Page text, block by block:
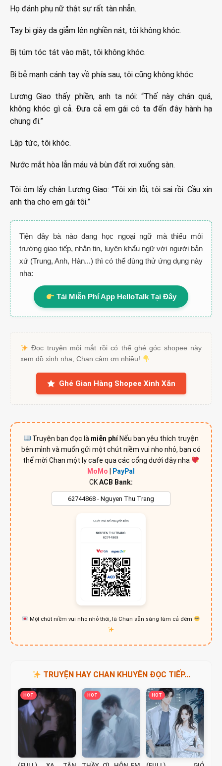
Họ đánh phụ nữ thật sự rất tàn nhẫn.
Tay bị giày da giẫm lên nghiền nát, tôi không khóc.
Bị túm tóc tát vào mặt, tôi không khóc.
Bị bẻ mạnh cánh tay về phía sau, tôi cũng không khóc.
Lương Giao thấy phiền, anh ta nói: “Thế này chán quá,
không khóc gì cả. Đưa cả em gái cô ta đến đây hành hạ
chung đi.”
Lập tức, tôi khóc.
Nước mắt hòa lẫn máu và bùn đất rơi xuống sàn.
Tôi ôm lấy chân Lương Giao: “Tôi xin lỗi, tôi sai rồi. Cầu xin
anh tha cho em gái tôi.”
Tiện đây bà nào đang học ngoại ngữ mà thiếu môi
trường giao tiếp, nhắn tin, luyện khẩu ngữ với người bản
xứ (Trung, Anh, Hàn...) thì có thể dùng thử ứng dụng này
nha:
Tải Miễn Phí App HelloTalk Tại Đây
Đọc truyện mỏi mắt rồi có thể ghé góc shopee này
xem đồ xinh nha, Chan cảm ơn nhiều!
Ghé Gian Hàng Shopee Xinh Xắn
Truyện bạn đọc là miễn phíNếu bạn yêu thích truyện
bên mình và muốn gửi một chút niềm vui nho nhỏ, bạn có
thể mời Chan một ly cafe qua các cổng dưới đây nha
MoMo
PayPal
CKACB Bank:
Một chút niềm vui nho nhỏ thôi, là Chan sẵn sàng làm cả đêm
TRUYỆN HAY CHAN KHUYÊN ĐỌC TIẾP...
HOT HOT HOT